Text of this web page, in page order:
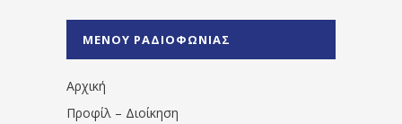
1531194763766854/" artist="" ]
ΜΕΝΟΥ ΡΑΔΙΟΦΩΝΙΑΣ
Αρχική
Προφίλ – Διοίκηση